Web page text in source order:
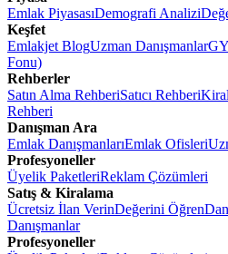
Emlak PiyasasıDemografi Analizi
Keşfet
Emlakjet BlogUzman Danışmanlar
Fonu)
Rehberler
Satın Alma RehberiSatıcı Rehberi
Rehberi
Danışman Ara
Emlak DanışmanlarıEmlak Ofisleri
Profesyoneller
Üyelik PaketleriReklam Çözümleri
Satış & Kiralama
Ücretsiz İlan VerinDeğerini Öğren
Danışmanlar
Profesyoneller